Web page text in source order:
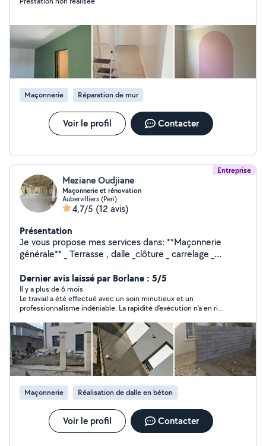
Maçonnerie Réparation de mur
Voir le profil Contacter
Entreprise
Meziane Oudjiane
Maçonnerie et rénovation
Aubervilliers (Peri)
4,7/5 (12 avis)
Présentation
Je vous propose mes services dans: **Maçonnerie
générale** _ Terrasse , dalle _clôture _ carrelage _
**Rénovation intérieur ** _ murs ,cloison, séparation
_plâtrerie (murs ,plafonds en placo ba 13 ) _ rénove
cuisine ,douche,toilette, lavabo, ... _ sol , carrelage,
faïence, parquet, .. _ peinture Num: o6o5937528
Dernier avis laissé par Borlane : 5/5
Il y a plus de 6 mois
Le travail a été effectué avec un soin minutieux et un
professionnalisme indéniable. La rapidité d’exécution n’a en rien
su allier efficacité et savoir-faire pour mener à bien le projet
dans les délais convenus. Je suis pleinement satisfait du
résultat et recommande vivement leurs services pour toute
installation nécessitant rigueur et rapidité.
Maçonnerie Réalisation de dalle en béton
Voir le profil Contacter